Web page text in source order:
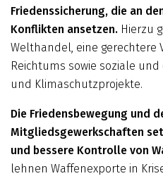
Friedenssicherung, die an
Konflikten ansetzen. Hierzu
Welthandel, eine gerechtere
Reichtums sowie soziale
und Klimaschutzprojekte.
Die Friedensbewegung und
Mitgliedsgewerkschaften
und bessere Kontrolle von
lehnen Waffenexporte in